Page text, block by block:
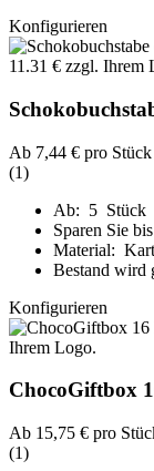
Konfigurieren
Ab 7,44 € pro Stück
(1)
Ab: 5 Stück
Sparen Sie
Material:
Bestand wird
Konfigurieren
ChocoGiftbox
Ab 15,75 € pro
(1)